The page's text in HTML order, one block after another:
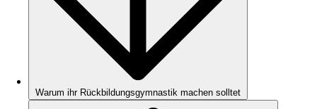
Warum ihr Rückbildungsgymnastik machen solltet